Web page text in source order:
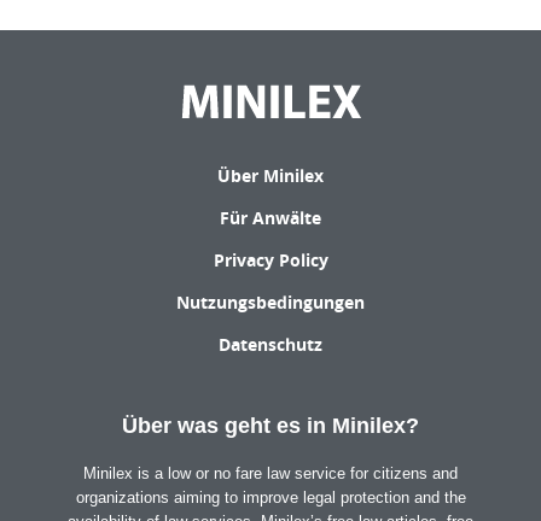
Über Minilex
Für Anwälte
Privacy Policy
Nutzungsbedingungen
Datenschutz
Über was geht es in Minilex?
Minilex is a low or no fare law service for citizens and
organizations aiming to improve legal protection and the